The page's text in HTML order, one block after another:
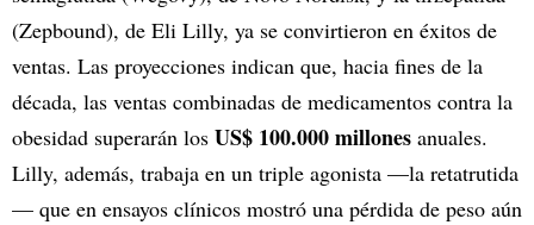
(Zepbound), de Eli Lilly, ya se convirtieron en éxitos de
ventas. Las proyecciones indican que, hacia fines de la
década, las ventas combinadas de medicamentos contra la
obesidad superarán los US$ 100.000 millones anuales.
Lilly, además, trabaja en un triple agonista —la retatrutida
— que en ensayos clínicos mostró una pérdida de peso aún